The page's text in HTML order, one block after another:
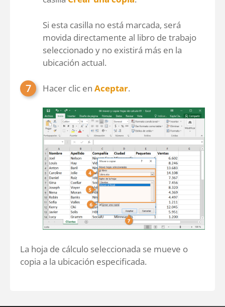
Si esta casilla no está marcada, será
movida directamente al libro de trabajo
seleccionado y no existirá más en la
ubicación actual.
Hacer clic en Aceptar.
La hoja de cálculo seleccionada se mueve o
copia a la ubicación especificada.